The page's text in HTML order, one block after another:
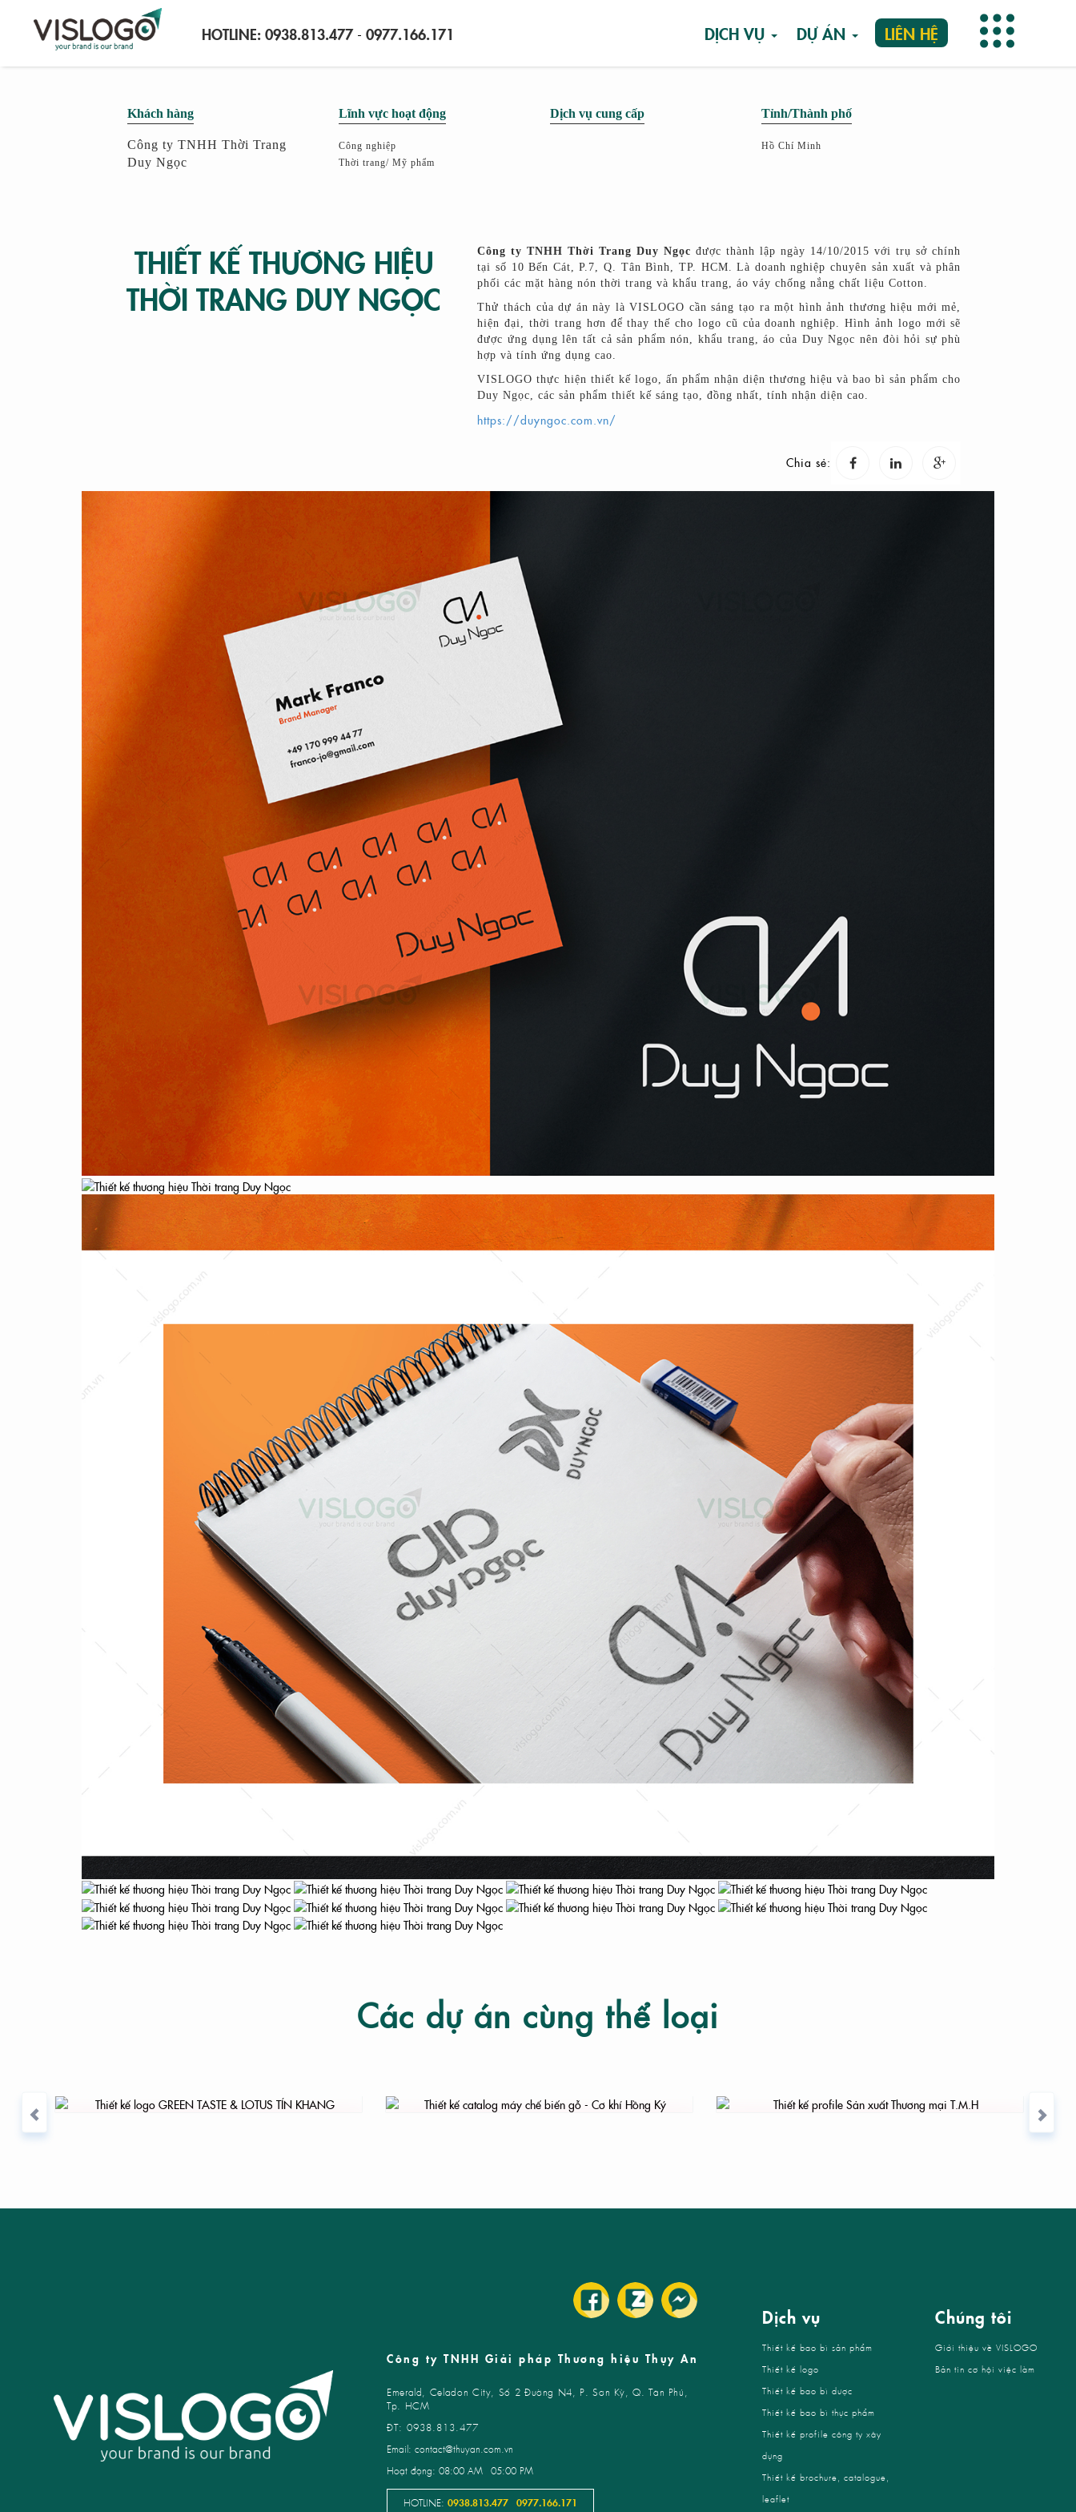
HOTLINE:0938.813.477- 0977.166.171 DỊCH VỤ DỰ ÁN LIÊN HỆ
the important stuff
YAMAHA LONG THÀNH
FAIRY TOWN
MEDIFUN
OUR BRAND
THIẾT KẾ LOGO
THIẾT KẾ BỘ NHẬN DIỆN THƯƠNG
THIẾT KẾ PROFILE
Khách hàng
Công ty TNHH Thời Trang
Duy Ngọc
Lĩnh vực hoạt động
Công nghiệp
Thời trang/ Mỹ phẩm
Dịch vụ cung cấp Tỉnh/Thành phố
Hồ Chí Minh
THIẾT KẾ THƯƠNG HIỆU
THỜI TRANG DUY NGỌC
Công ty TNHH Thời Trang Duy Ngọc được thành lập ngày 14/10/2015 với trụ sở chính
tại số 10 Bến Cát, P.7, Q. Tân Bình, TP. HCM. Là doanh nghiệp chuyên sản xuất và phân
phối các mặt hàng nón thời trang và khẩu trang, áo váy chống nắng chất liệu Cotton.
Thử thách của dự án này là VISLOGO cần sáng tạo ra một hình ảnh thương hiệu mới mẻ,
hiện đại, thời trang hơn để thay thế cho logo cũ của doanh nghiệp. Hình ảnh logo mới sẽ
được ứng dụng lên tất cả sản phẩm nón, khẩu trang, áo của Duy Ngọc nên đòi hỏi sự phù
hợp và tính ứng dụng cao.
VISLOGO thực hiện thiết kế logo, ấn phẩm nhận diện thương hiệu và bao bì sản phẩm cho
Duy Ngọc, các sản phẩm thiết kế sáng tạo, đồng nhất, tính nhận diện cao.
https://duyngoc.com.vn/
Chia sẻ:
Các dự án cùng thể loại
Công ty TNHH Giải pháp Thương hiệu Thụy An
Emerald, Celadon City, Số 2 Đường N4, P. Sơn Kỳ, Q. Tân Phú,
Tp. HCM
ĐT: 0938.813.477
Email: contact@thuyan.com.vn
Hoạt động: 08:00 AM - 05:00 PM
HOTLINE: 0938.813.477 0977.166.171
Dịch vụ
Thiết kế bao bì sản phẩm
Thiết kế logo
Thiết kế bao bì dược
Thiết kế bao bì thực phẩm
Thiết kế profile công ty xây
dựng
Thiết kế brochure, catalogue,
leaflet
Chúng tôi
Giới thiệu về VISLOGO
Bản tin cơ hội việc làm